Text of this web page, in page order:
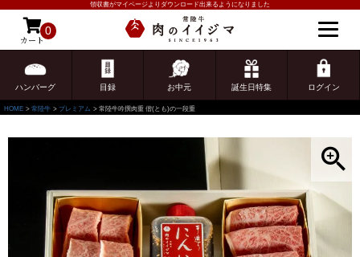
領収書がマイページよりダウンロード出来るようになりました
カート
0
ハンバーグ 目録 お中元 誕生日特集 ログイン
ゲスト 様こんにちは
ログイン
HOME 常陸牛 プレミアム 常陸牛吟撰肉重 偕(とも)の一段重